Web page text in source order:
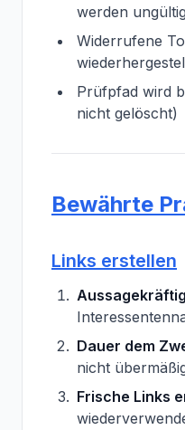
werden ungültig
Widerrufene
Prüfpfad wird
nicht gelöscht)
Bewährte
Links erstellen
Dauer dem
nicht
Frische Links